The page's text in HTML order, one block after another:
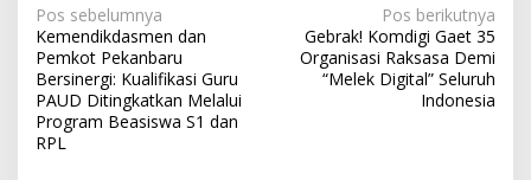
N
a
v
i
g
Pos sebelumnya
Kemendikdasmen dan
Pemkot Pekanbaru
Bersinergi: Kualifikasi Guru
PAUD Ditingkatkan Melalui
Program Beasiswa S1 dan
RPL
Pos berikutnya
Gebrak! Komdigi Gaet 35
Organisasi Raksasa Demi
“Melek Digital” Seluruh
Indonesia